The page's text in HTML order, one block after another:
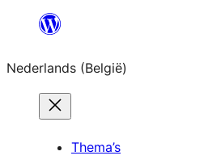
Spring
de
inhoud
Nederlands (België)
Thema’s